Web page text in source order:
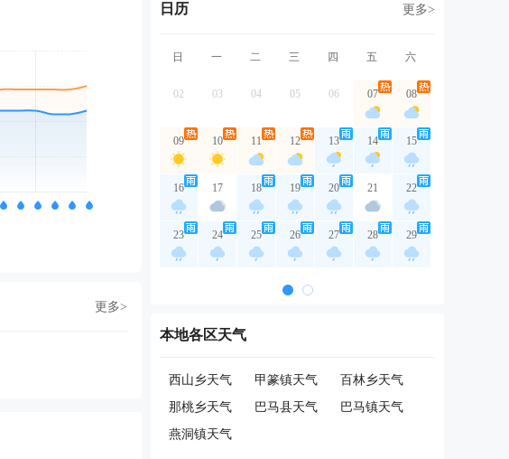
更多>
日历 更多>
日 一 二 三 四 五 六
02 03 04 05 06 07 08
09 10 11 12 13 14 15
16 17 18 19 20 21 22
23 24 25 26 27 28 29
本地各区天气
西山乡天气 甲篆镇天气
百林乡天气
那桃乡天气
巴马县天气
巴马镇天气
燕洞镇天气